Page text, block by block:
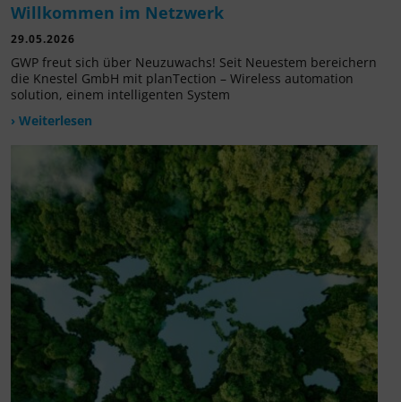
Willkommen im Netzwerk
29.05.2026
GWP freut sich über Neuzuwachs! Seit Neuestem bereichern
die Knestel GmbH mit planTection – Wireless automation
solution, einem intelligenten System
› Weiterlesen